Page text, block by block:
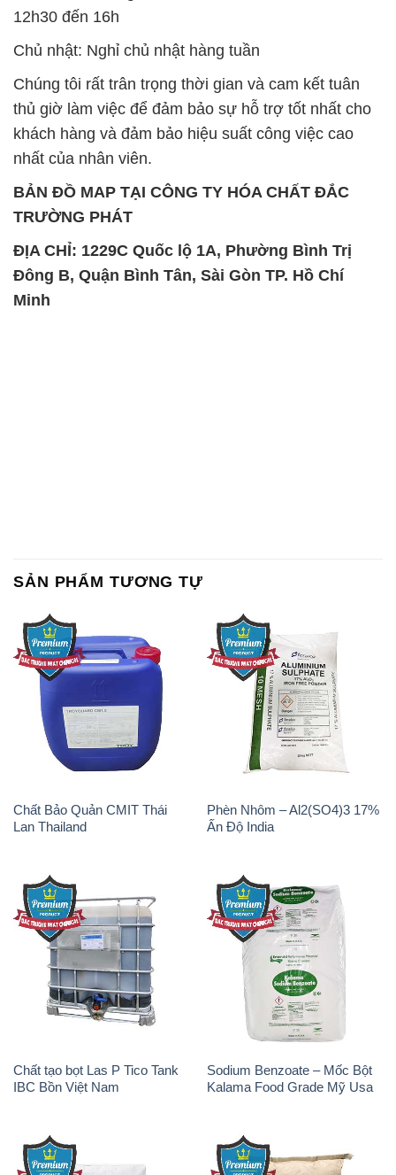
12h30 đến 16h
Chủ nhật: Nghỉ chủ nhật hàng tuần
Chúng tôi rất trân trọng thời gian và cam kết tuân
thủ giờ làm việc để đảm bảo sự hỗ trợ tốt nhất cho
khách hàng và đảm bảo hiệu suất công việc cao
nhất của nhân viên.
BẢN ĐỒ MAP TẠI CÔNG TY HÓA CHẤT ĐẮC
TRƯỜNG PHÁT
ĐỊA CHỈ: 1229C Quốc lộ 1A, Phường Bình Trị
Đông B, Quận Bình Tân, Sài Gòn TP. Hồ Chí
Minh
SẢN PHẨM TƯƠNG TỰ
Chất Bảo Quản CMIT Thái
Lan Thailand
Phèn Nhôm – Al2(SO4)3 17%
Ấn Độ India
Chất tạo bọt Las P Tico Tank
IBC Bồn Việt Nam
Sodium Benzoate – Mốc Bột
Kalama Food Grade Mỹ Usa